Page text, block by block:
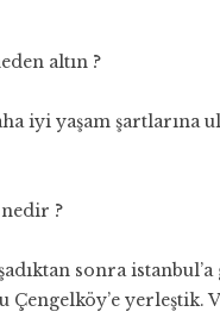
altın ?
iyi yaşam şartlarına
?
sonra
yerleştik.